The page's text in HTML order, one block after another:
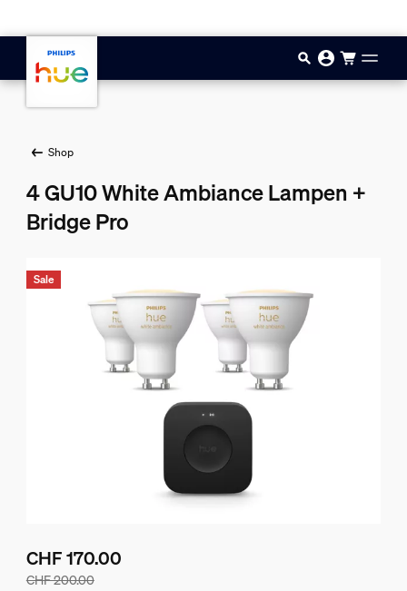
Shop
4 GU10 White Ambiance Lampen +
Bridge Pro
CHF 200.00
CHF 170.00
Sale